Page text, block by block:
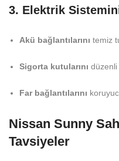
3. Elektrik
Akü bağlantılarını temiz
Sigorta kutularını
Far bağlantılarını
Nissan Sunny
Tavsiyeler